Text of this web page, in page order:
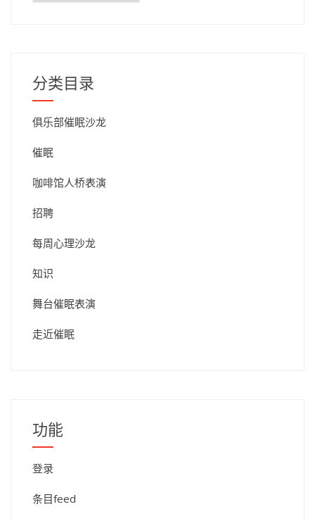
期
分类目录
俱乐部催眠沙龙
催眠
咖啡馆人桥表演
招聘
每周心理沙龙
知识
舞台催眠表演
走近催眠
功能
登录
条目feed